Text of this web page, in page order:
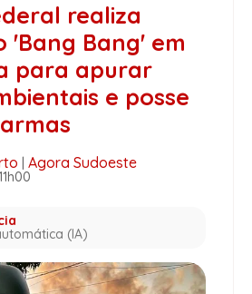
realiza
'Bang Bang' em
para apurar
e posse
Agora Sudoeste
(IA)